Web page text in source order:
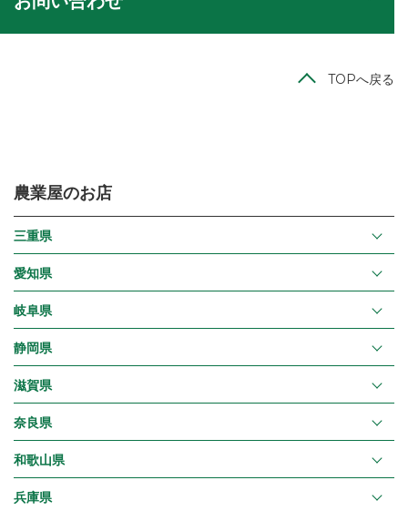
TOPへ戻る
農業屋のお店
三重県
愛知県
岐阜県
静岡県
滋賀県
奈良県
和歌山県
兵庫県